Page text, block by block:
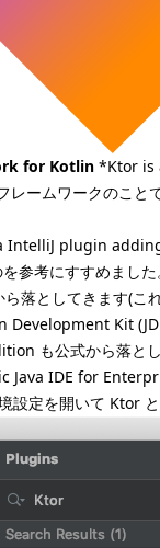
for Kotlin *Ktor is
ームワークのことで
IntelliJ plugin
参考にすすめました
落としてきます(こ
Kit
も公式から落と
Java IDE for
定を開いて Ktor と